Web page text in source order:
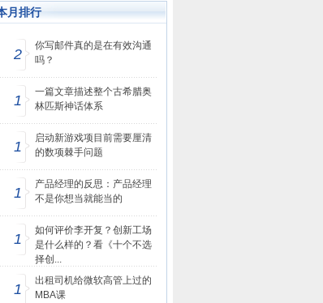
月排行
2
你写邮件真的是在有效沟通
吗？
1
一篇文章描述整个古希腊奥
林匹斯神话体系
1
启动新游戏项目前需要厘清
的数项棘手问题
1
产品经理的反思：产品经理
不是你想当就能当的
1
如何评价李开复？创新工场
是什么样的？看《十个不选
择创...
1
出租司机给微软高管上过的
MBA课